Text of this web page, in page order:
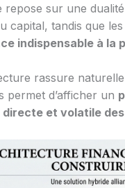
repose sur une
capital, tandis que
indispensable à la
rassure
permet d’afficher un
directe et volatile